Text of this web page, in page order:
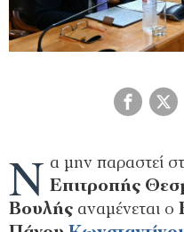
Ν α μην παραστεί
Επιτροπής
Βουλής αναμένεται ο